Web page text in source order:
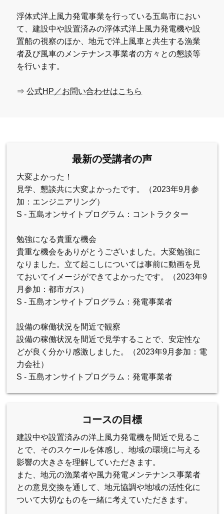
浮体式洋上風力発電事業を行っている五島市におい
て、建設中や設置済みの浮体式洋上風力発電機や設
置船の視察のほか、地元で洋上風車と共生する漁業
者及び風車のメンテナンス事業者の方々との懇談等
を行います。
⇒公式HP／お問い合わせはこちら
最新の受講者の声
大変よかった！
見学、懇談共に大変よかったです。（2023年9月参
加：エンジニアリング）
S - 五島オンサイトプログラム：コントラクター
勉強になる貴重な機会
貴重な機会をありがとうございました。大変勉強に
なりました。立て起こしについては事前に動画を見
ておいてイメージができてよかったです。（2023年9
月参加：都市ガス）
S - 五島オンサイトプログラム：発電事業者
設備の稼働状況を間近で観察
設備の稼働状況を間近で見学することで、安定性な
どが良く分かり感激しました。（2023年9月参加：電
力会社）
S - 五島オンサイトプログラム：発電事業者
コースの目標
建設中や設置済みの洋上風力発電機を間近で見るこ
とで、そのスケールを体感し、地域の環境に与える
影響の大きさを理解していただきます。
また、地元の漁業者や風力発電メンテナンス事業者
との意見交換を通して、地元協調や地域の活性化に
ついて大切なものを一緒に考えていただきます。